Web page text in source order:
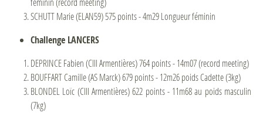
SCHUTT Marie (ELAN59) 575 points - 4m29 Longueur féminin
Challenge LANCERS
DEPRINCE Fabien (CIII Armentières) 764 points - 14m07 (record meeting)
BOUFFART Camille (AS Marck) 679 points - 12m26 poids Cadette (3kg)
BLONDEL Loïc (CIII Armentières) 622 points - 11m68 au poids masculin
(7kg)